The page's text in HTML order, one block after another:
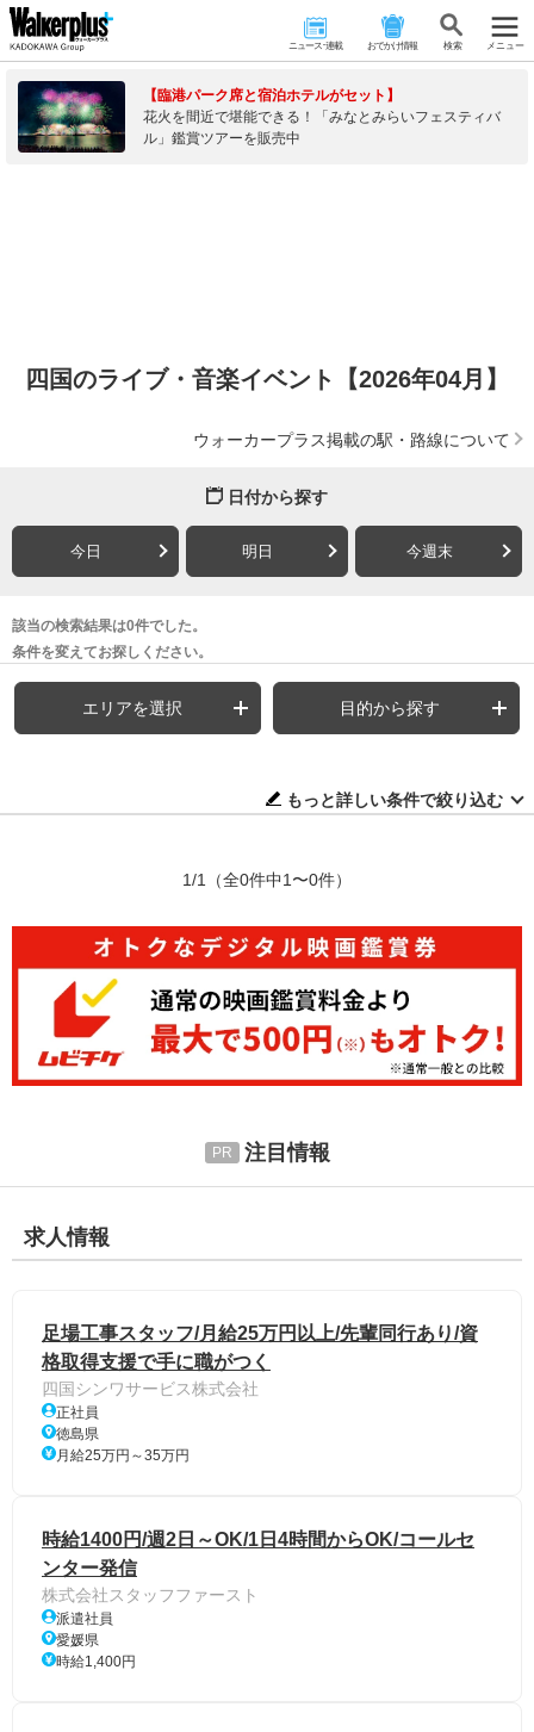
ニュース･連載 おでかけ情報 検 索 メニュー
【臨港パーク席と宿泊ホテルがセット】
花火を間近で堪能できる！「みなとみらいフェスティバ
ル」鑑賞ツアーを販売中
四国のライブ・音楽イベント【2026年04月】
ウォーカープラス掲載の駅・路線について
日付から探す
今日 明日 今週末
該当の検索結果は0件でした。
条件を変えてお探しください。
エリアを選択 目的から探す
もっと詳しい条件で絞り込む
1/1 （全0件中1〜0件）
注目情報
求人情報
足場工事スタッフ/月給25万円以上/先輩同行あり/資
格取得支援で手に職がつく
四国シンワサービス株式会社
正社員
徳島県
月給25万円～35万円
時給1400円/週2日～OK/1日4時間からOK/コールセ
ンター発信
株式会社スタッフファースト
派遣社員
愛媛県
時給1,400円